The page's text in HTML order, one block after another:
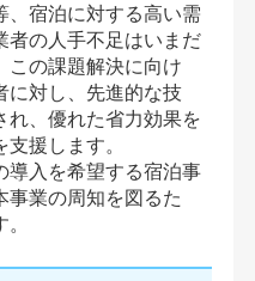
宿泊に対する高い需
者の人手不足はいまだ
この課題解決に向け
に対し、先進的な技
れ、優れた省力効果を
援します。
入を希望する宿泊事
事業の周知を図るた